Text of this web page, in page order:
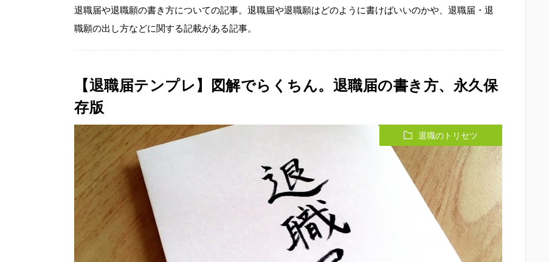
退職届や退職願の書き方についての記事。退職届や退職願はどのように書けばいいのかや、退職届・退
職願の出し方などに関する記載がある記事。
【退職届テンプレ】図解でらくちん。退職届の書き方、永久保
存版
退職のトリセツ